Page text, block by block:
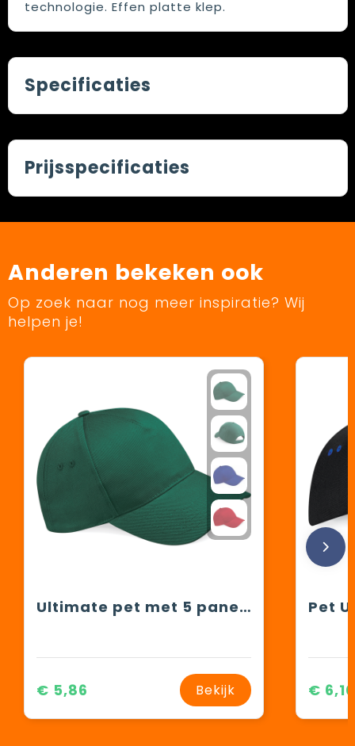
technologie. Effen platte klep.
Specificaties
Prijsspecificaties
Anderen bekeken ook
Op zoek naar nog meer inspiratie? Wij
helpen je!
Ultimate pet met 5 panelen
€ 5,86 Bekijk € 6,10